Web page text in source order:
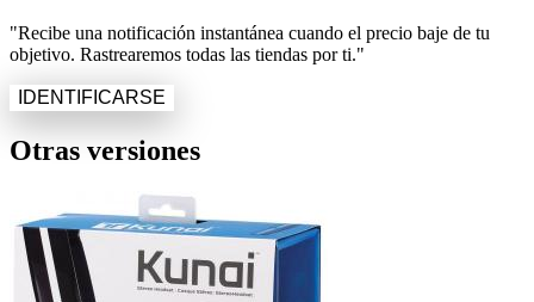
"Recibe una notificación instantánea cuando el precio baje de tu
objetivo. Rastrearemos todas las tiendas por ti."
IDENTIFICARSE
Otras versiones